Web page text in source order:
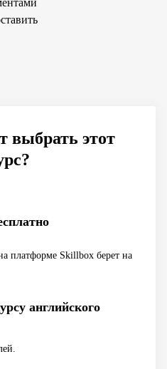
выбрать этот
платформе Skillbox берет на
английского